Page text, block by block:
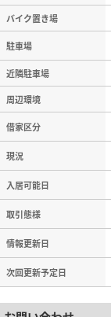
バイク置き場
駐車場
近隣駐車場
周辺環境
借家区分
現況
入居可能日
取引態様
情報更新日
次回更新予定日